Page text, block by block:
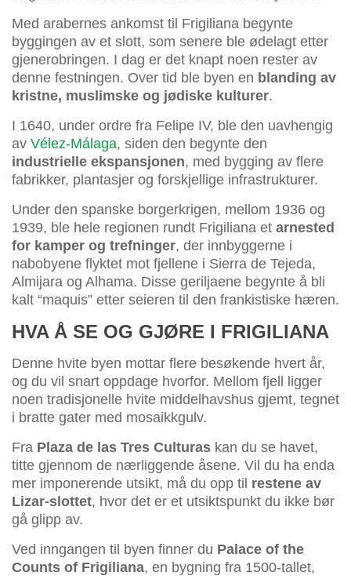
Med arabernes ankomst til Frigiliana begynte
byggingen av et slott, som senere ble ødelagt etter
gjenerobringen. I dag er det knapt noen rester av
denne festningen. Over tid ble byen en blanding av
kristne, muslimske og jødiske kulturer.
I 1640, under ordre fra Felipe IV, ble den uavhengig
av Vélez-Málaga, siden den begynte den
industrielle ekspansjonen, med bygging av flere
fabrikker, plantasjer og forskjellige infrastrukturer.
Under den spanske borgerkrigen, mellom 1936 og
1939, ble hele regionen rundt Frigiliana et arnested
for kamper og trefninger, der innbyggerne i
nabobyene flyktet mot fjellene i Sierra de Tejeda,
Almijara og Alhama. Disse geriljaene begynte å bli
kalt “maquis” etter seieren til den frankistiske hæren.
HVA Å SE OG GJØRE I FRIGILIANA
Denne hvite byen mottar flere besøkende hvert år,
og du vil snart oppdage hvorfor. Mellom fjell ligger
noen tradisjonelle hvite middelhavshus gjemt, tegnet
i bratte gater med mosaikkgulv.
Fra Plaza de las Tres Culturas kan du se havet,
titte gjennom de nærliggende åsene. Vil du ha enda
mer imponerende utsikt, må du opp til restene av
Lizar-slottet, hvor det er et utsiktspunkt du ikke bør
gå glipp av.
Ved inngangen til byen finner du Palace of the
Counts of Frigiliana, en bygning fra 1500-tallet,